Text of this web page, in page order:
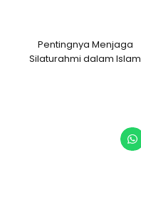
Pentingnya Menjaga
Silaturahmi dalam Islam